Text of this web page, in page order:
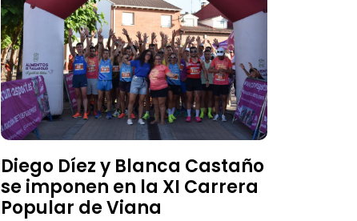
Diego Díez y Blanca Castaño
se imponen en la XI Carrera
Popular de Viana